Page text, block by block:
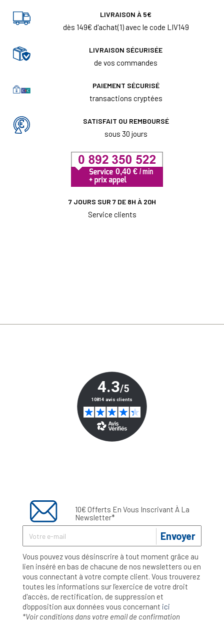
LIVRAISON À 5€
dès 149€ d'achat(1) avec le code LIV149
LIVRAISON SÉCURISÉE
de vos commandes
PAIEMENT SÉCURISÉ
transactions cryptées
SATISFAIT OU REMBOURSÉ
sous 30 jours
7 JOURS SUR 7 DE 8H À 20H
Service clients
10€ Offerts En Vous Inscrivant À La
Newsletter*
Envoyer
Vous pouvez vous désinscrire à tout moment grâce au
lien inséré en bas de chacune de nos newsletters ou en
vous connectant à votre compte client. Vous trouverez
toutes les informations sur l’exercice de votre droit
d'accès, de rectification, de suppression et
d'opposition aux données vous concernant ici
*Voir conditions dans votre email de confirmation